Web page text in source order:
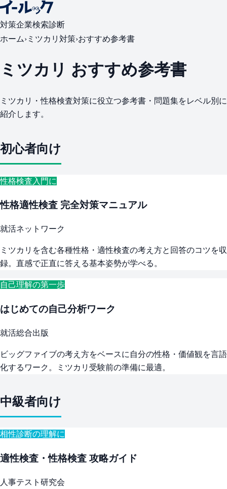
対策企業検索診断
ホーム› ミツカリ対策›おすすめ参考書
ミツカリ おすすめ参考書
ミツカリ・性格検査対策に役立つ参考書・問題集をレベル別に
紹介します。
初心者向け
性格検査入門に
性格適性検査 完全対策マニュアル
就活ネットワーク
ミツカリを含む各種性格・適性検査の考え方と回答のコツを収
録。直感で正直に答える基本姿勢が学べる。
自己理解の第一歩
はじめての自己分析ワーク
就活総合出版
ビッグファイブの考え方をベースに自分の性格・価値観を言語
化するワーク。ミツカリ受験前の準備に最適。
中級者向け
相性診断の理解に
適性検査・性格検査 攻略ガイド
人事テスト研究会